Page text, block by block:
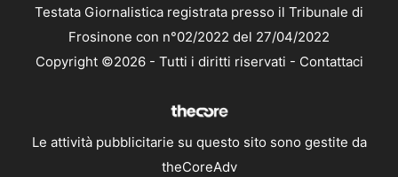
Testata Giornalistica registrata presso il Tribunale di
Frosinone con n°02/2022 del 27/04/2022
Copyright ©2026 - Tutti i diritti riservati - Contattaci
Le attività pubblicitarie su questo sito sono gestite da
theCoreAdv